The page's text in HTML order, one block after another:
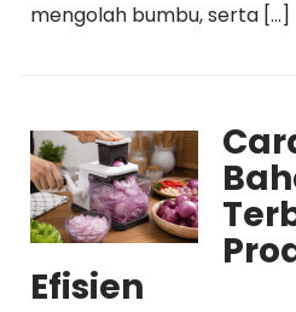
mengolah bumbu, serta […]
Efisien